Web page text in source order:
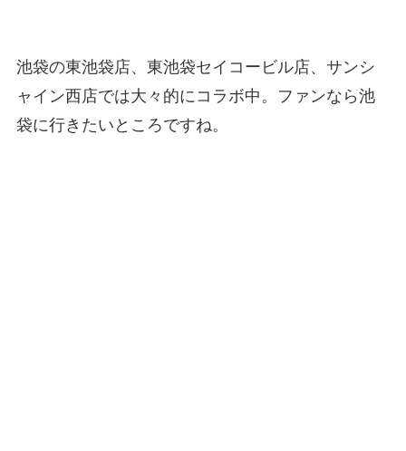
池袋の東池袋店、東池袋セイコービル店、サンシ
ャイン西店では大々的にコラボ中。ファンなら池
袋に行きたいところですね。